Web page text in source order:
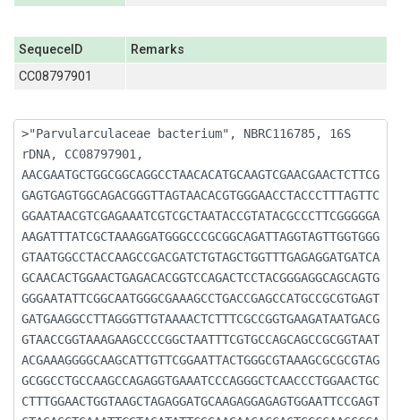
SequeceID
Remarks
CC08797901